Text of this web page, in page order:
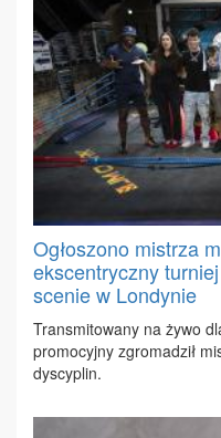
Ogłoszono mistrza
ekscentryczny
scenie w Londynie
Trans­mi­to­wa­ny na ży­wo
pro­mo­cyj­ny zgro­ma­dził
dys­cy­plin.